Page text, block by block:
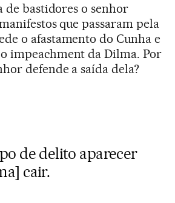
de bastidores o senhor
que passaram pela
o afastamento do Cunha e
impeachment da Dilma. Por
defende a saída dela?
de delito aparecer
cair.